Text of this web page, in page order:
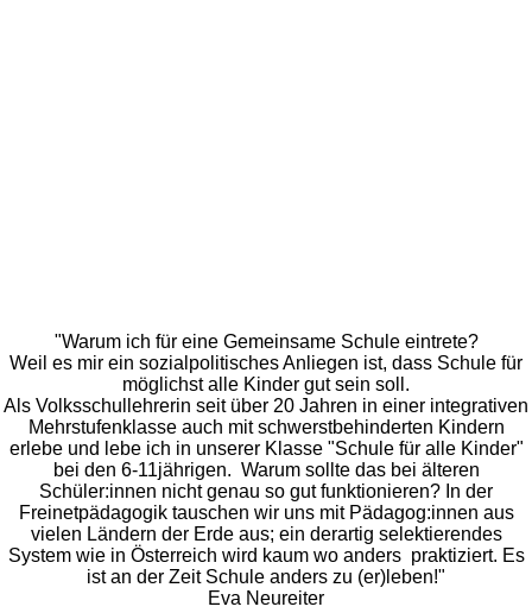
"Warum ich für eine Gemeinsame Schule eintrete?
Weil es mir ein sozialpolitisches Anliegen ist, dass Schule für
möglichst alle Kinder gut sein soll.
Als Volksschullehrerin seit über 20 Jahren in einer integrativen
Mehrstufenklasse auch mit schwerstbehinderten Kindern
erlebe und lebe ich in unserer Klasse "Schule für alle Kinder"
bei den 6-11jährigen. Warum sollte das bei älteren
Schüler:innen nicht genau so gut funktionieren? In der
Freinetpädagogik tauschen wir uns mit Pädagog:innen aus
vielen Ländern der Erde aus; ein derartig selektierendes
System wie in Österreich wird kaum wo anders praktiziert. Es
ist an der Zeit Schule anders zu (er)leben!"
Eva Neureiter